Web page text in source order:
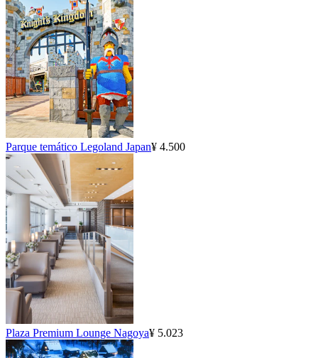
Parque temático Legoland Japan¥ 4.500
Plaza Premium Lounge Nagoya¥ 5.023